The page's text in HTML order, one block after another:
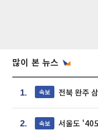
많이 본 뉴스
1. 속보 전북 완주
2. 속보 서울도 '40